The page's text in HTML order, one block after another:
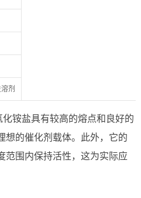
剂
铵盐具有较高的熔点和良好的
想的催化剂载体。此外，它的
范围内保持活性，这为实际应